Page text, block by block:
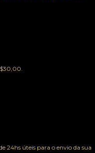
24hs úteis para o envio da sua